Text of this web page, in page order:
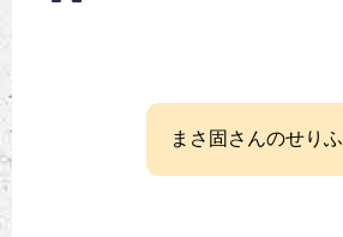
まさ固さんのせりふ